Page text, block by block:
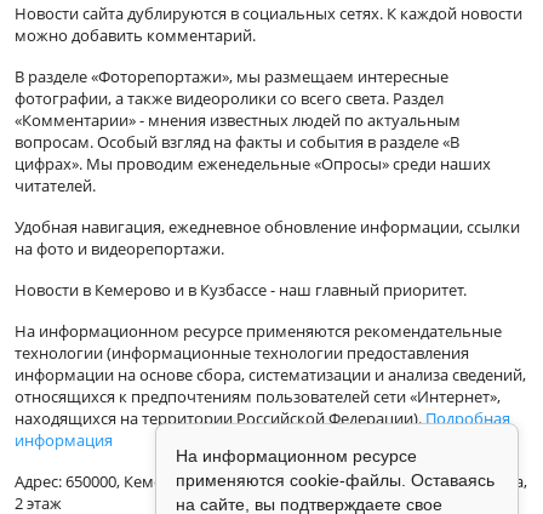
Новости сайта дублируются в социальных сетях. К каждой новости
можно добавить комментарий.
В разделе «Фоторепортажи», мы размещаем интересные
фотографии, а также видеоролики со всего света. Раздел
«Комментарии» - мнения известных людей по актуальным
вопросам. Особый взгляд на факты и события в разделе «В
цифрах». Мы проводим еженедельные «Опросы» среди наших
читателей.
Удобная навигация, ежедневное обновление информации, ссылки
на фото и видеорепортажи.
Новости в Кемерово и в Кузбассе - наш главный приоритет.
На информационном ресурсе применяются рекомендательные
технологии (информационные технологии предоставления
информации на основе сбора, систематизации и анализа сведений,
относящихся к предпочтениям пользователей сети «Интернет»,
находящихся на территории Российской Федерации).Подробная
информация
Адрес: 650000, Кемеровская Область, г.Кемерово, ул.Кузбасская 33а,
2 этаж
На информационном ресурсе
применяются cookie-файлы. Оставаясь
на сайте, вы подтверждаете свое